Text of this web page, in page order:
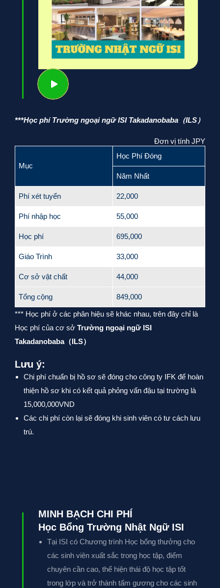
***Học phí Trường ngoại ngữ ISI Takadanobaba（ILS）
Đơn vị tính JPY
Mục
Học Phí Đóng
Năm Nhất
Phí xét tuyển 22,000
Phí nhập học 55,000
Học phí 695,000
Giáo Trình 33,000
Cơ sở vật chất 44,000
Tổng cộng 849,000
*** Học phí ở các phân hiệu sẽ khác nhau, trên đây chỉ là
Học phí của cơ sở Trường ngoại ngữ ISI
Takadanobaba（ILS）
Lưu ý:
Chi phí chuẩn bị hồ sơ sẽ đóng cho công ty IFK để hoàn
thiện hồ sơ khi có kết quả phỏng vấn đậu tại trường là
15,000,000VND
Các chi phí còn lại sẽ đóng khi sinh viên có tư cách lưu
trú.
MINH BẠCH CHI PHÍ
Học Bổng Trường Nhật Ngữ ISI
Tại ISI có Chương trình Học bổng thưởng cho
các sinh viên xuất sắc trong học tập, điểm
chuyên cần cao, thể hiện thái độ học tập tốt
trong lớp và trở thành tấm gương cho các sinh